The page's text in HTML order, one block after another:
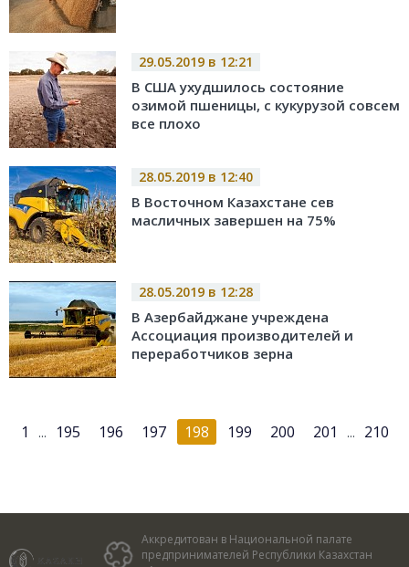
29.05.2019 в 12:21
В США ухудшилось состояние
озимой пшеницы, с кукурузой совсем
все плохо
28.05.2019 в 12:40
В Восточном Казахстане сев
масличных завершен на 75%
28.05.2019 в 12:28
В Азербайджане учреждена
Ассоциация производителей и
переработчиков зерна
1 ... 195 196 197 198 199 200 201 ... 210
Аккредитован в Национальной палате
предпринимателей Республики Казахстан